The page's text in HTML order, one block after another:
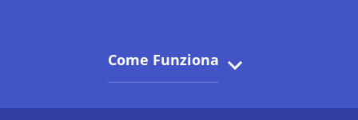
Come Funziona